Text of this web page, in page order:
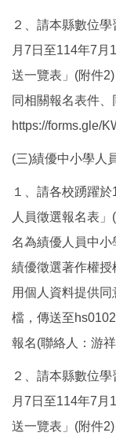
２、請本縣數位
月7日至114年7月
送一覽表」(附件
同相關報名表件、
https://forms.gle/
(三)績優中小學人
１、請各校踴躍
人員徵選報名表
名為績優人員中
績優徵選著作權授
用個人資料提供
檔，傳送至
報名(聯絡人：游
２、請本縣數位
月7日至114年7月
送一覽表」(附件